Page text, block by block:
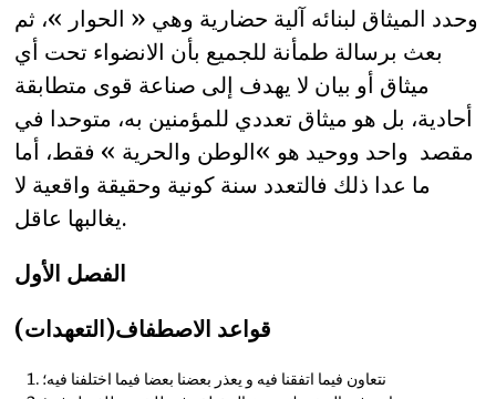
وحدد الميثاق لبنائه آلية حضارية وهي « الحوار »، ثم
بعث برسالة طمأنة للجميع بأن الانضواء تحت أي
ميثاق أو بيان لا يهدف إلى صناعة قوى متطابقة
أحادية، بل هو ميثاق تعددي للمؤمنين به، متوحدا في
مقصد واحد ووحيد هو »الوطن والحرية » فقط، أما
ما عدا ذلك فالتعدد سنة كونية وحقيقة واقعية لا
يغالبها عاقل.
الفصل الأول
قواعد الاصطفاف(التعهدات)
نتعاون فيما اتفقنا فيه و يعذر بعضنا بعضا فيما اختلفنا فيه؛